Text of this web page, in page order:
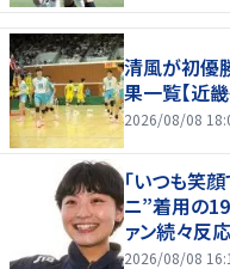
清風が初優
果一覧【近
2026/08/08
「いつも笑
ニ”着用の19
ァン続々反応
2026/08/08